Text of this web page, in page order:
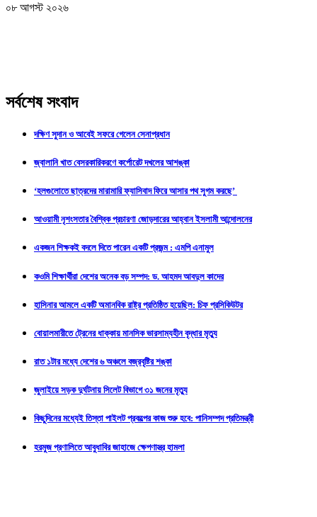
০৮ আগস্ট ২০২৬
সর্বশেষ সংবাদ
দক্ষিণ সুদান ও আবেই সফরে গেলেন সেনাপ্রধান
জ্বালানি খাত বেসরকারিকরণে কর্পোরেট দখলের আশঙ্কা
‘হলগুলোতে ছাত্রদের মারামারি ফ্যাসিবাদ ফিরে আসার পথ সুগম করছে’
আওয়ামী নৃশংসতার বৈশ্বিক প্রচারণা জোড়দারের আহ্বান ইসলামী আন্দোলনের
একজন শিক্ষকই বদলে দিতে পারেন একটি প্রজন্ম : এমপি এনামুল
কওমি শিক্ষার্থীরা দেশের অনেক বড় সম্পদ: ড. আহমদ আবদুল কাদের
হাসিনার আমলে একটি অমানবিক রাষ্ট্র প্রতিষ্ঠিত হয়েছিল: চিফ প্রসিকিউটর
বোয়ালমারীতে ট্রেনের ধাক্কায় মানসিক ভারসাম্যহীন বৃদ্ধার মৃত্যু
রাত ১টার মধ্যে দেশের ৬ অঞ্চলে বজ্রবৃষ্টির শঙ্কা
জুলাইয়ে সড়ক দুর্ঘটনায় সিলেট বিভাগে ৩১ জনের মৃত্যু
কিছুদিনের মধ্যেই তিস্তা পাইলট প্রকল্পের কাজ শুরু হবে: পানিসম্পদ প্রতিমন্ত্রী
হরমুজ প্রণালিতে আবুধাবির জাহাজে ক্ষেপণাস্ত্র হামলা